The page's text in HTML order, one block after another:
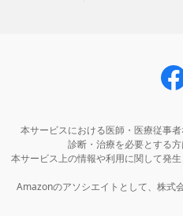
本サービスにおける医師・医療従事
診断・治療を必要とする
本サービス上の情報や利用に関して発
Amazonのアソシエイトとして、株式